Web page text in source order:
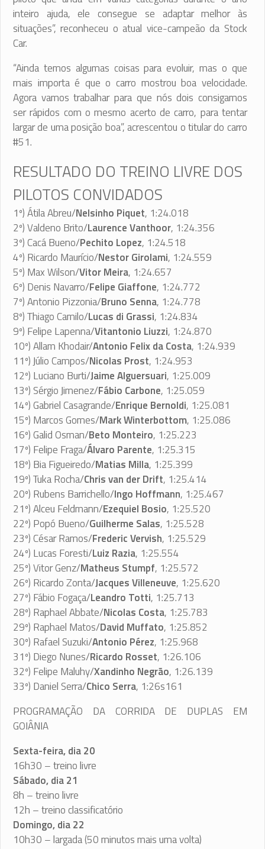
inteiro ajuda, ele consegue se adaptar melhor às
situações”, reconheceu o atual vice-campeão da Stock
Car.
“Ainda temos algumas coisas para evoluir, mas o que
mais importa é que o carro mostrou boa velocidade.
Agora vamos trabalhar para que nós dois consigamos
ser rápidos com o mesmo acerto de carro, para tentar
largar de uma posição boa”, acrescentou o titular do carro
#51.
RESULTADO DO TREINO LIVRE DOS
PILOTOS CONVIDADOS
1º) Átila Abreu/Nelsinho Piquet, 1:24.018
2º) Valdeno Brito/Laurence Vanthoor, 1:24.356
3º) Cacá Bueno/Pechito Lopez, 1:24.518
4º) Ricardo Maurício/Nestor Girolami, 1:24.559
5º) Max Wilson/Vitor Meira, 1:24.657
6º) Denis Navarro/Felipe Giaffone, 1:24.772
7º) Antonio Pizzonia/Bruno Senna, 1:24.778
8º) Thiago Camilo/Lucas di Grassi, 1:24.834
9º) Felipe Lapenna/Vitantonio Liuzzi, 1:24.870
10º) Allam Khodair/Antonio Felix da Costa, 1:24.939
11º) Júlio Campos/Nicolas Prost, 1:24.953
12º) Luciano Burti/Jaime Alguersuari, 1:25.009
13º) Sérgio Jimenez/Fábio Carbone, 1:25.059
14º) Gabriel Casagrande/Enrique Bernoldi, 1:25.081
15º) Marcos Gomes/Mark Winterbottom, 1:25.086
16º) Galid Osman/Beto Monteiro, 1:25.223
17º) Felipe Fraga/Álvaro Parente, 1:25.315
18º) Bia Figueiredo/Matias Milla, 1:25.399
19º) Tuka Rocha/Chris van der Drift, 1:25.414
20º) Rubens Barrichello/Ingo Hoffmann, 1:25.467
21º) Alceu Feldmann/Ezequiel Bosio, 1:25.520
22º) Popó Bueno/Guilherme Salas, 1:25.528
23º) César Ramos/Frederic Vervish, 1:25.529
24º) Lucas Foresti/Luiz Razia, 1:25.554
25º) Vitor Genz/Matheus Stumpf, 1:25.572
26º) Ricardo Zonta/Jacques Villeneuve, 1:25.620
27º) Fábio Fogaça/Leandro Totti, 1:25.713
28º) Raphael Abbate/Nicolas Costa, 1:25.783
29º) Raphael Matos/David Muffato, 1:25.852
30º) Rafael Suzuki/Antonio Pérez, 1:25.968
31º) Diego Nunes/Ricardo Rosset, 1:26.106
32º) Felipe Maluhy/Xandinho Negrão, 1:26.139
33º) Daniel Serra/Chico Serra, 1:26s161
PROGRAMAÇÃO DA CORRIDA DE DUPLAS EM
GOIÂNIA
Sexta-feira, dia 20
16h30 – treino livre
Sábado, dia 21
8h – treino livre
12h – treino classificatório
Domingo, dia 22
10h30 – largada (50 minutos mais uma volta)